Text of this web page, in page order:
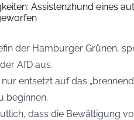
Assistenzhund eines
der Hamburger Grünen,
AfD aus.
entsetzt auf das
beginnen.
dass die Bewältigung